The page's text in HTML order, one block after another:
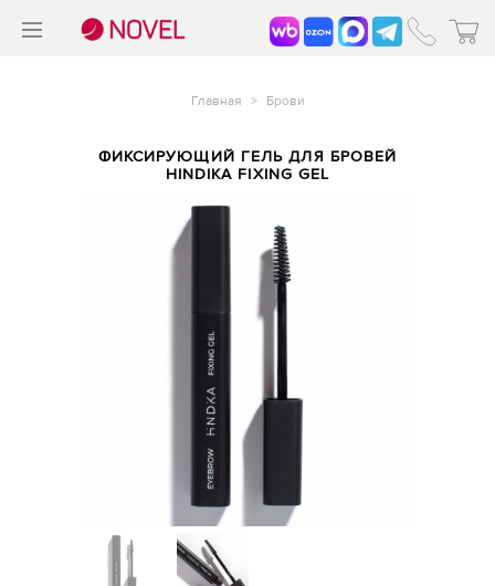
Главная > Брови
ФИКСИРУЮЩИЙ ГЕЛЬ ДЛЯ БРОВЕЙ
HINDIKA FIXING GEL